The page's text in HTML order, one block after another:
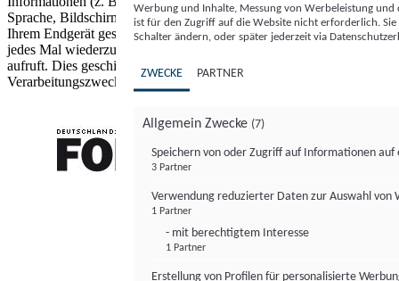
Sprache, Bildschirmgröße, unterstützte Technologien usw.) auf
Ihrem Endgerät gespeichert oder von dort ausgelesen werden, um es
jedes Mal wiederzuerkennen, wenn es eine App oder einer Webseite
aufruft. Dies geschieht für einen oder mehrere der hier aufgeführten
Verarbeitungszwecke.
Werbung und Inhalte, Messung von Werbeleistung
ist für den Zugriff auf die Website nicht erforderlich.
Schalter ändern, oder später jederzeit via
ZWECKE PARTNER
Allgemein Zwecke (7)
Speichern von oder Zugriff auf Informationen auf
3 Partner
Verwendung reduzierter Daten zur Auswahl von
1 Partner
- mit berechtigtem Interesse
1 Partner
Erstellung von Profilen für personalisierte
FONDS professionell